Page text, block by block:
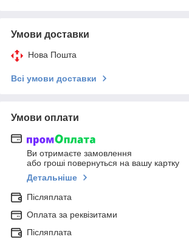
Умови доставки
Нова Пошта
Всі умови доставки
Умови оплати
Ви отримаєте замовлення
або гроші повернуться на вашу картку
Детальніше
Післяплата
Оплата за реквізитами
Післяплата